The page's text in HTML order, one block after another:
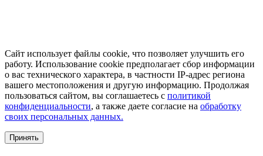
Сайт использует файлы cookie, что позволяет улучшить его
работу. Использование cookie предполагает сбор информации
о вас технического характера, в частности IP-адрес региона
вашего местоположения и другую информацию. Продолжая
пользоваться сайтом, вы соглашаетесь с политикой
конфиденциальности, а также даете согласие на обработку
своих персональных данных.
Принять